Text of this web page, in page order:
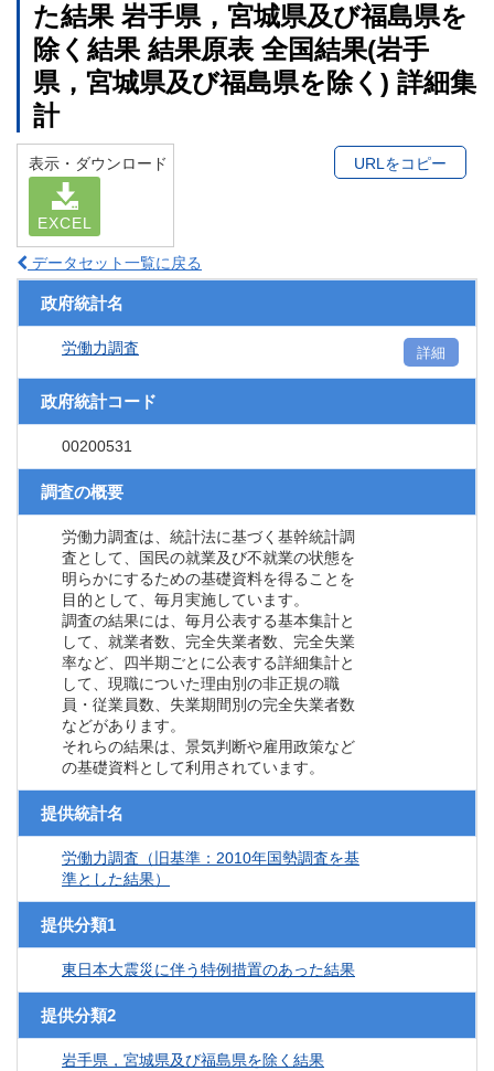
た結果 岩手県，宮城県及び福島県を
除く結果 結果原表 全国結果(岩手
県，宮城県及び福島県を除く) 詳細集
計
表示・ダウンロード
EXCEL
URLをコピー
データセット一覧に戻る
政府統計名
労働力調査 詳細
政府統計コード
00200531
調査の概要
労働力調査は、統計法に基づく基幹統計調
査として、国民の就業及び不就業の状態を
明らかにするための基礎資料を得ることを
目的として、毎月実施しています。
調査の結果には、毎月公表する基本集計と
して、就業者数、完全失業者数、完全失業
率など、四半期ごとに公表する詳細集計と
して、現職についた理由別の非正規の職
員・従業員数、失業期間別の完全失業者数
などがあります。
それらの結果は、景気判断や雇用政策など
の基礎資料として利用されています。
提供統計名
労働力調査（旧基準：2010年国勢調査を基
準とした結果）
提供分類1
東日本大震災に伴う特例措置のあった結果
提供分類2
岩手県，宮城県及び福島県を除く結果